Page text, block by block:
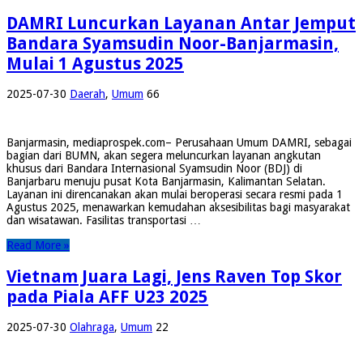
DAMRI Luncurkan Layanan Antar Jemput
Bandara Syamsudin Noor-Banjarmasin,
Mulai 1 Agustus 2025
2025-07-30 Daerah, Umum 66
Banjarmasin, mediaprospek.com– Perusahaan Umum DAMRI, sebagai
bagian dari BUMN, akan segera meluncurkan layanan angkutan
khusus dari Bandara Internasional Syamsudin Noor (BDJ) di
Banjarbaru menuju pusat Kota Banjarmasin, Kalimantan Selatan.
Layanan ini direncanakan akan mulai beroperasi secara resmi pada 1
Agustus 2025, menawarkan kemudahan aksesibilitas bagi masyarakat
dan wisatawan. Fasilitas transportasi …
Read More »
Vietnam Juara Lagi, Jens Raven Top Skor
pada Piala AFF U23 2025
2025-07-30 Olahraga, Umum 22